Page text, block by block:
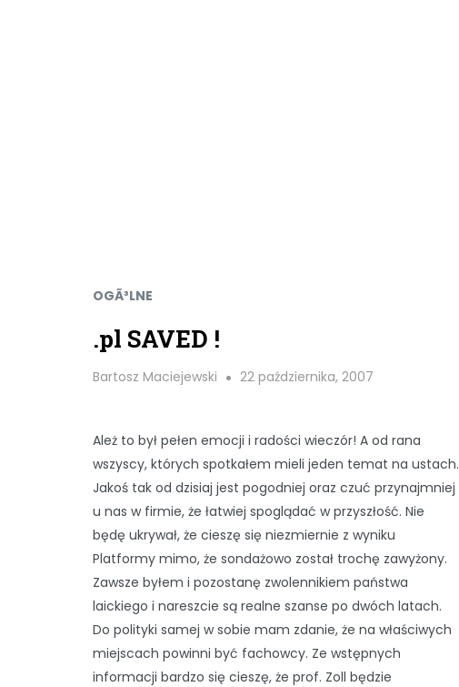
OGÃ³LNE
.pl SAVED !
Bartosz Maciejewski 22 października, 2007
Ależ to był pełen emocji i radości wieczór! A od rana
wszyscy, których spotkałem mieli jeden temat na ustach.
Jakoś tak od dzisiaj jest pogodniej oraz czuć przynajmniej
u nas w firmie, że łatwiej spoglądać w przyszłość. Nie
będę ukrywał, że cieszę się niezmiernie z wyniku
Platformy mimo, że sondażowo został trochę zawyżony.
Zawsze byłem i pozostanę zwolennikiem państwa
laickiego i nareszcie są realne szanse po dwóch latach.
Do polityki samej w sobie mam zdanie, że na właściwych
miejscach powinni być fachowcy. Ze wstępnych
informacji bardzo się cieszę, że prof. Zoll będzie